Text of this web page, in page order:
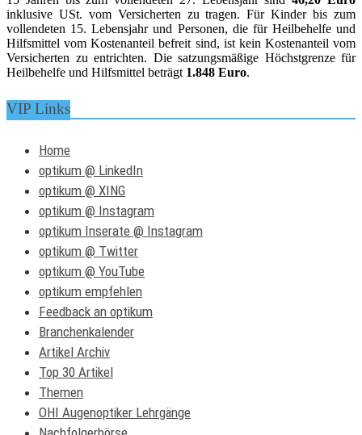
inklusive USt. vom Versicherten zu tragen. Für Kinder bis zum
vollendeten 15. Lebensjahr und Personen, die für Heilbehelfe und
Hilfsmittel vom Kostenanteil befreit sind, ist kein Kostenanteil vom
Versicherten zu entrichten. Die satzungsmäßige Höchstgrenze für
Heilbehelfe und Hilfsmittel beträgt 1.848 Euro.
VIP Links
Home
optikum @ LinkedIn
optikum @ XING
optikum @ Instagram
optikum Inserate @ Instagram
optikum @ Twitter
optikum @ YouTube
optikum empfehlen
Feedback an optikum
Branchenkalender
Artikel Archiv
Top 30 Artikel
Themen
OHI Augenoptiker Lehrgänge